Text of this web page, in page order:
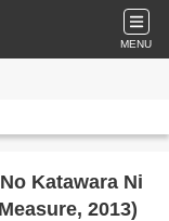
MENU
Katawara Ni
2013)